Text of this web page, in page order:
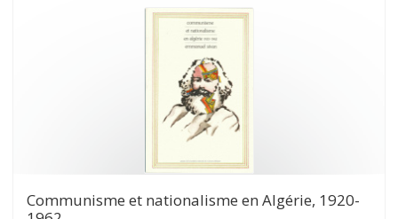
Communisme et nationalisme en Algérie, 1920-